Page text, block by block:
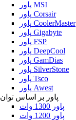
پاور MSI
پاور Corsair
پاور CoolerMaster
پاور Gigabyte
پاور FSP
پاور DeepCool
پاور GamDias
پاور SilverStone
پاور Tsco
پاور Awest
پاور بر اساس توان
پاور 1300 وات
پاور 1200 وات